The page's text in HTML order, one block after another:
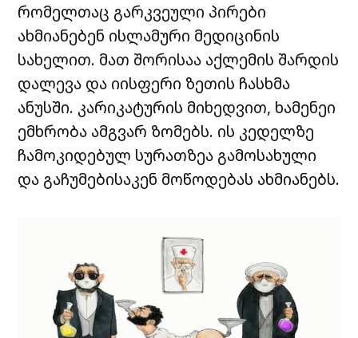
რომელთაც გარკვეული პირები
ახმიანებენ ისლამური მედიცინის
სახელით. მათ შორისაა აქლემის შარდის
დალევა და იისფერი ზეთის ჩასხმა
ანუსში. კარიკატურის მიხედვით, ხამენეი
ემხრობა ამგვარ ზომებს. ის კედელზე
ჩამოკიდებულ სურათზეა გამოსახული
და გაჩუმებისაკენ მოწოდებას ახმიანებს.